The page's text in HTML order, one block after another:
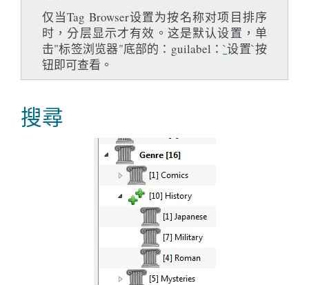
仅当Tag Browser设置为按名称对项目排序
时，分层显示才有效。这是默认设置，单
击"标签浏览器"底部的：guilabel：`设置`按
钮即可查看。
搜尋